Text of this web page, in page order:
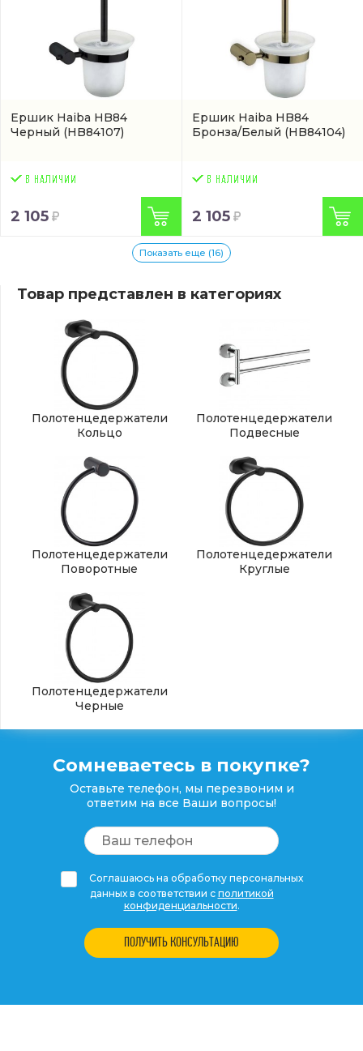
Ершик Haiba HB84
Черный (HB84107)
2 105
Ершик Haiba HB84
Бронза/Белый (HB84104)
2 105
Показать еще (16)
Товар представлен в категориях
Полотенцедержатели
Кольцо
Полотенцедержатели
Подвесные
Полотенцедержатели
Поворотные
Полотенцедержатели
Круглые
Полотенцедержатели
Черные
Сомневаетесь в покупке?
Оставьте телефон, мы перезвоним и
ответим на все Ваши вопросы!
Соглашаюсь на обработку персональных
данных в соответствии с политикой
конфиденциальности.
ПОЛУЧИТЬ КОНСУЛЬТАЦИЮ